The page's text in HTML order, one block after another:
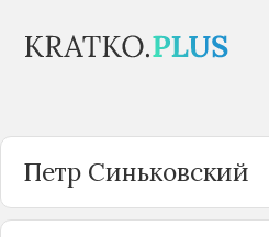
Петр Синьковский